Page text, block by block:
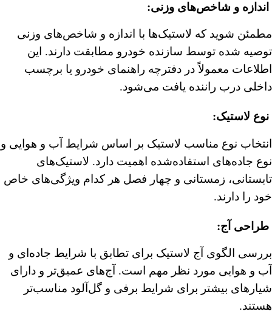
اندازه و شاخص‌های وزنی:
مطمئن شوید که لاستیک‌ها با اندازه و شاخص‌های وزنی
توصیه‌ شده توسط سازنده خودرو مطابقت دارند. این
اطلاعات معمولاً در دفترچه راهنمای خودرو یا برچسب
داخلی درب راننده یافت می‌شود.
نوع لاستیک:
انتخاب نوع مناسب لاستیک بر اساس شرایط آب و هوایی و
نوع جاده‌های استفاده‌شده اهمیت دارد. لاستیک‌های
تابستانی، زمستانی و چهار فصل هر کدام ویژگی‌های خاص
خود را دارند.
طراحی آج:
بررسی الگوی آج لاستیک برای تطابق با شرایط جاده‌ای و
آب و هوایی مورد نظر مهم است. آج‌های عمیق‌تر و دارای
شیارهای بیشتر برای شرایط برفی و گل‌آلود مناسب‌تر
هستند.